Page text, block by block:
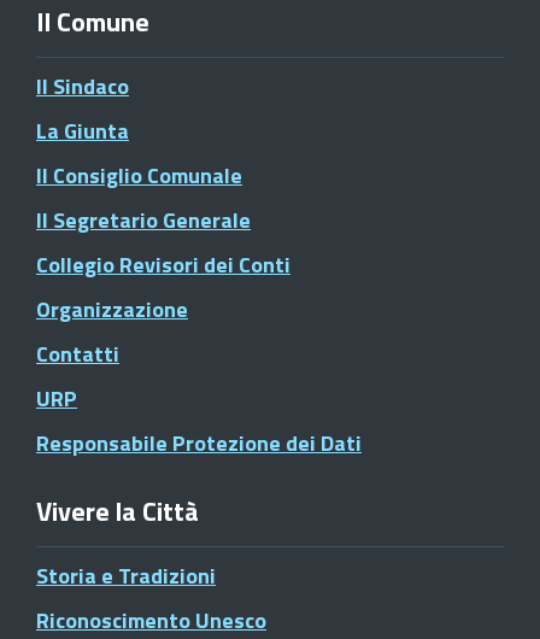
Il Comune
Il Sindaco
La Giunta
Il Consiglio Comunale
Il Segretario Generale
Collegio Revisori dei Conti
Organizzazione
Contatti
URP
Responsabile Protezione dei Dati
Vivere la Città
Storia e Tradizioni
Riconoscimento Unesco